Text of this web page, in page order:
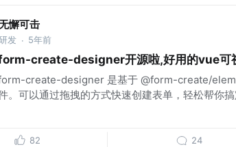
懈可击
发 · 5年前
create-designer开源啦,好用的vue可
create-designer 是基于 @form-create/
。可以通过拖拽的方式快速创建表单，轻松帮你
82 24